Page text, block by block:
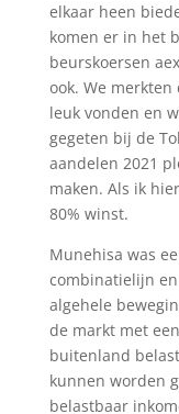
elkaar heen
komen er in het
beurskoersen
ook. We
leuk vonden en
gegeten bij de
aandelen 2021
maken. Als ik
80% winst.
Munehisa was
combinatielijn
algehele
de markt met
buitenland
kunnen worden
belastbaar